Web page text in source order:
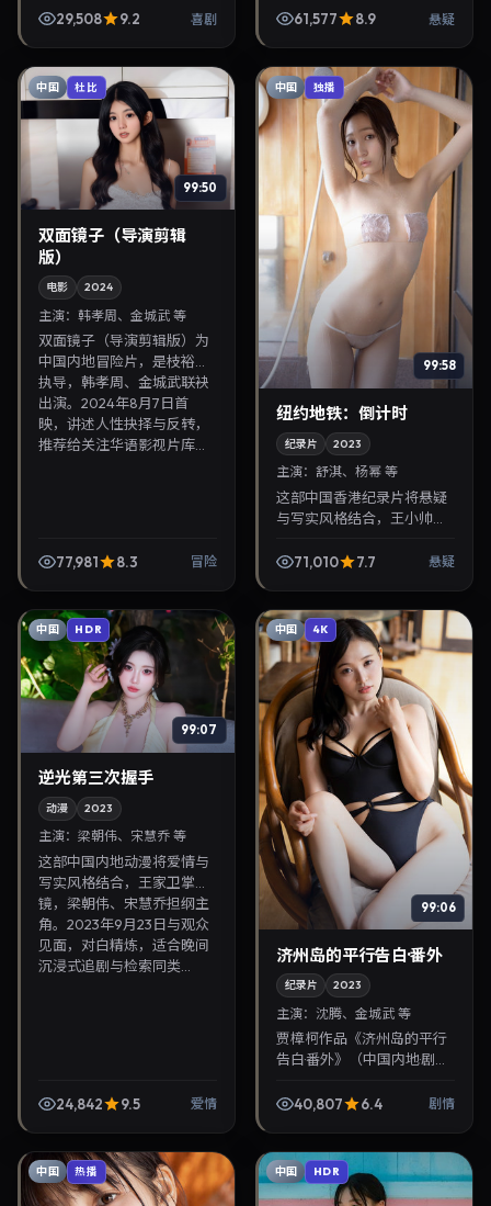
井优、宋慧乔等参与演出。
29,508 9.2 喜剧
主角。2024年9月19日与观
61,577 8.9 悬疑
中国 杜比
99:50
双面镜子（导演剪辑
版）
电影 2024
主演： 韩孝周、金城武 等
双面镜子（导演剪辑版）为
中国内地冒险片，是枝裕和
执导，韩孝周、金城武联袂
出演。2024年8月7日首
映，讲述人性抉择与反转，
推荐给关注华语影视片库...
77,981 8.3 冒险
中国 独播
99:58
纽约地铁：倒计时
纪录片 2023
主演：舒淇、杨幂 等
这部中国香港纪录片将悬疑
与写实风格结合，王小帅掌
2023年2月18日与观众见
71,010 7.7 悬疑
中国 HDR
99:07
逆光第三次握手
动漫 2023
主演： 梁朝伟、宋慧乔 等
这部中国内地动漫将爱情与
写实风格结合，王家卫掌
镜，梁朝伟、宋慧乔担纲主
角。2023年9月23日与观众
见面，对白精炼，适合晚间
沉浸式追剧与检索同类...
24,842 9.5 爱情
中国 4K
99:06
济州岛的平行告白·番外
纪录片 2023
主演：沈腾、金城武 等
贾樟柯作品《济州岛的平行
告白·番外》（中国内地·剧
2023年11月27日正式上映。
40,807 6.4 剧情
中国 热播 中国 HDR